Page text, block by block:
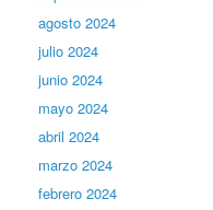
agosto 2024
julio 2024
junio 2024
mayo 2024
abril 2024
marzo 2024
febrero 2024